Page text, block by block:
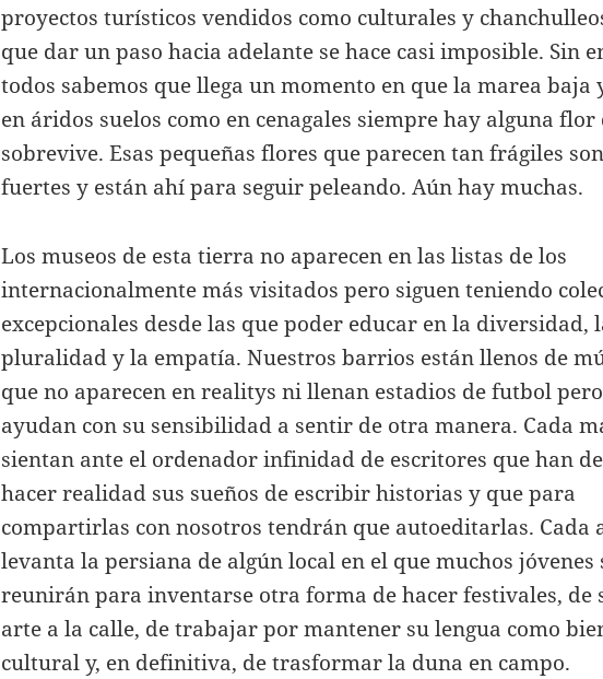
proyectos turísticos vendidos como culturales y
que dar un paso hacia adelante se hace casi imposible. Sin
todos sabemos que llega un momento en que la marea baja
en áridos suelos como en cenagales siempre hay alguna flor
sobrevive. Esas pequeñas flores que parecen tan frágiles
fuertes y están ahí para seguir peleando. Aún hay muchas.
Los museos de esta tierra no aparecen en las listas de los
internacionalmente más visitados pero siguen teniendo
excepcionales desde las que poder educar en la diversidad,
pluralidad y la empatía. Nuestros barrios están llenos de
que no aparecen en realitys ni llenan estadios de futbol
ayudan con su sensibilidad a sentir de otra manera. Cada
sientan ante el ordenador infinidad de escritores que han
hacer realidad sus sueños de escribir historias y que para
compartirlas con nosotros tendrán que autoeditarlas. Cada
levanta la persiana de algún local en el que muchos jóvenes
reunirán para inventarse otra forma de hacer festivales, de
arte a la calle, de trabajar por mantener su lengua como
cultural y, en definitiva, de trasformar la duna en campo.